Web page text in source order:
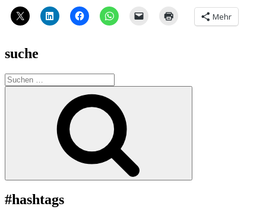
Mehr
suche
Suche
nach:
#hashtags